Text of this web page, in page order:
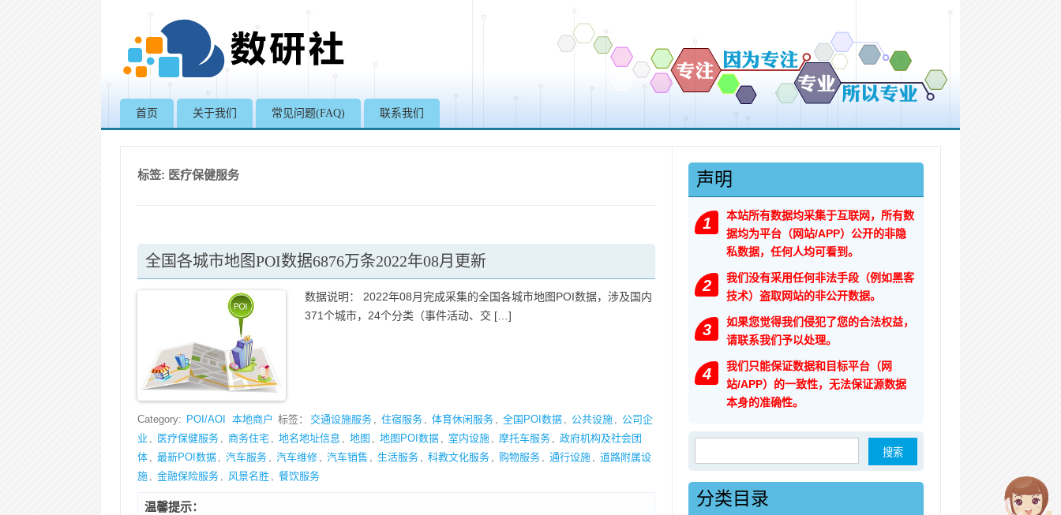
首页 关于我们 常见问题(FAQ) 联系我们
标签: 医疗保健服务
全国各城市地图POI数据6876万条2022年08月更新
数据说明： 2022年08月完成采集的全国各城市地图POI数据，涉及国内
371个城市，24个分类（事件活动、交 […]
Category: POI/AOI 本地商户 标签： 交通设施服务 , 住宿服务 , 体育休闲服务 , 全国POI数据 , 公共设施 , 公司企
业 , 医疗保健服务 , 商务住宅 , 地名地址信息 , 地图 , 地图POI数据 , 室内设施 , 摩托车服务 , 政府机构及社会团
体 , 最新POI数据 , 汽车服务 , 汽车维修 , 汽车销售 , 生活服务 , 科教文化服务 , 购物服务 , 通行设施 , 道路附属设
施 , 金融保险服务 , 风景名胜 , 餐饮服务
温馨提示：
声明
1
本站所有数据均采集于互联网，所有数
据均为平台（网站/APP）公开的非隐
私数据，任何人均可看到。
2
我们没有采用任何非法手段（例如黑客
技术）盗取网站的非公开数据。
3
如果您觉得我们侵犯了您的合法权益，
请联系我们予以处理。
4
我们只能保证数据和目标平台（网
站/APP）的一致性，无法保证源数据
本身的准确性。
分类目录